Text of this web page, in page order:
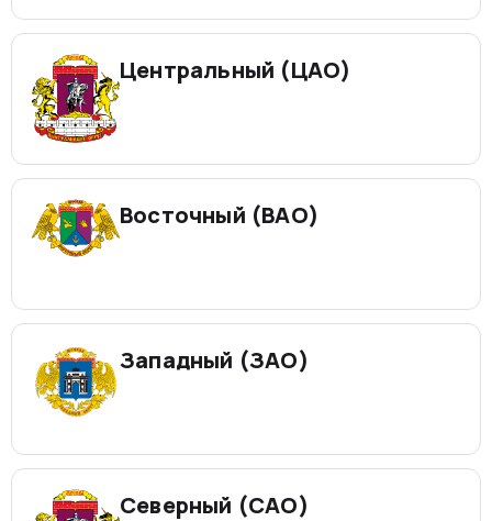
Центральный (ЦАО)
Восточный (ВАО)
Западный (ЗАО)
Северный (САО)